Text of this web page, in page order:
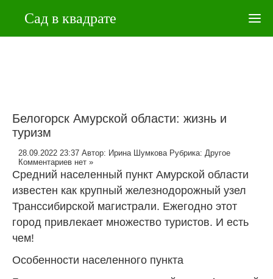
Белогорск Амурской области: жизнь и
туризм
28.09.2022 23:37 Автор: Ирина Шумкова Рубрика: Другое
Комментариев нет »
Средний населенный пункт Амурской области
известен как крупный железнодорожный узел
Транссибирской магистрали. Ежегодно этот
город привлекает множество туристов. И есть
чем!
Особенности населенного пункта
Сад в квадрате